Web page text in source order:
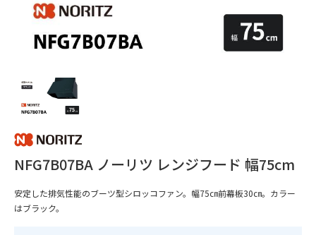
NFG7B07BA ノーリツ レンジフード 幅75cm
安定した排気性能のブーツ型シロッコファン。幅75㎝前幕板30㎝。カラー
はブラック。